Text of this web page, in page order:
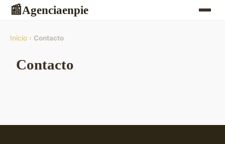
📰Agenciaenpie
Inicio › Contacto
Contacto